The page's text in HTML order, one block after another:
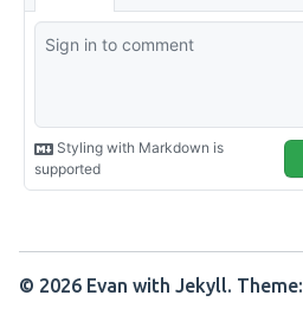
© 2026 Evan with Jekyll. Theme: